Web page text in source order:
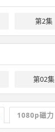
第2集
第02集
1080p磁力